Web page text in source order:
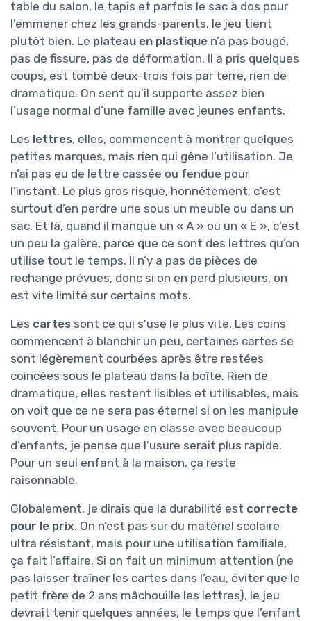
table du salon, le tapis et parfois le sac à dos pour
l’emmener chez les grands-parents, le jeu tient
plutôt bien. Le plateau en plastique n’a pas bougé,
pas de fissure, pas de déformation. Il a pris quelques
coups, est tombé deux-trois fois par terre, rien de
dramatique. On sent qu’il supporte assez bien
l’usage normal d’une famille avec jeunes enfants.
Les lettres, elles, commencent à montrer quelques
petites marques, mais rien qui gêne l’utilisation. Je
n’ai pas eu de lettre cassée ou fendue pour
l’instant. Le plus gros risque, honnêtement, c’est
surtout d’en perdre une sous un meuble ou dans un
sac. Et là, quand il manque un « A » ou un « E », c’est
un peu la galère, parce que ce sont des lettres qu’on
utilise tout le temps. Il n’y a pas de pièces de
rechange prévues, donc si on en perd plusieurs, on
est vite limité sur certains mots.
Les cartes sont ce qui s’use le plus vite. Les coins
commencent à blanchir un peu, certaines cartes se
sont légèrement courbées après être restées
coincées sous le plateau dans la boîte. Rien de
dramatique, elles restent lisibles et utilisables, mais
on voit que ce ne sera pas éternel si on les manipule
souvent. Pour un usage en classe avec beaucoup
d’enfants, je pense que l’usure serait plus rapide.
Pour un seul enfant à la maison, ça reste
raisonnable.
Globalement, je dirais que la durabilité est correcte
pour le prix. On n’est pas sur du matériel scolaire
ultra résistant, mais pour une utilisation familiale,
ça fait l’affaire. Si on fait un minimum attention (ne
pas laisser traîner les cartes dans l’eau, éviter que le
petit frère de 2 ans mâchouille les lettres), le jeu
devrait tenir quelques années, le temps que l’enfant